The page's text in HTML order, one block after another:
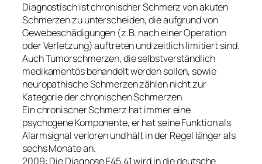
Diagnostisch ist chronischer Schmerz von akuten
Schmerzen zu unterscheiden, die aufgrund von
Gewebeschädigungen (z.B. nach einer Operation
oder Verletzung) auftreten und zeitlich limitiert sind.
Auch Tumorschmerzen, die selbstverständlich
medikamentös behandelt werden sollen, sowie
neuropathische Schmerzen zählen nicht zur
Kategorie der chronischen Schmerzen.
Ein chronischer Schmerz hat immer eine
psychogene Komponente, er hat seine Funktion als
Alarmsignal verloren und hält in der Regel länger als
sechs Monate an.
2009: Die Diagnose F45.41 wird in die deutsche